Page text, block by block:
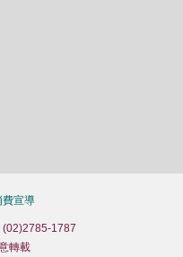
費宣導
(02)2785-1787
轉載